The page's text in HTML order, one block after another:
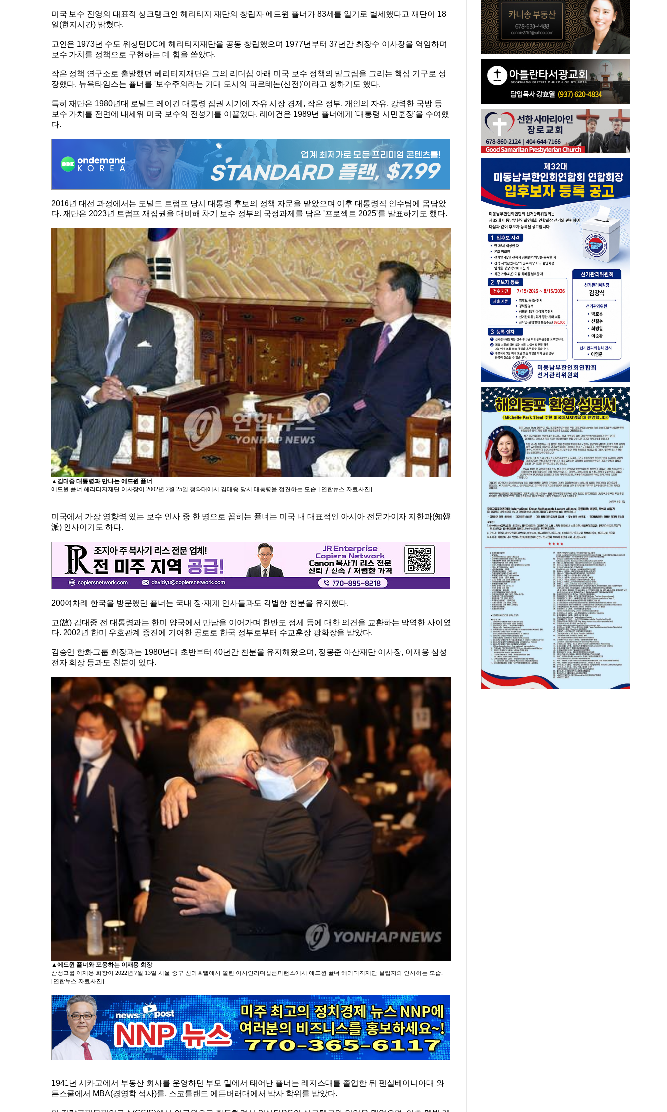
미국 보수 진영의 대표적 싱크탱크인 헤리티지 재단의 창립자 에드윈 퓰너가 83세를 일기로 별세했다고 재단이 18
일(현지시간) 밝혔다.
고인은 1973년 수도 워싱턴DC에 헤리티지재단을 공동 창립했으며 1977년부터 37년간 최장수 이사장을 역임하며
보수 가치를 정책으로 구현하는 데 힘을 쏟았다.
작은 정책 연구소로 출발했던 헤리티지재단은 그의 리더십 아래 미국 보수 정책의 밑그림을 그리는 핵심 기구로 성
장했다. 뉴욕타임스는 퓰너를 '보수주의라는 거대 도시의 파르테논(신전)'이라고 칭하기도 했다.
특히 재단은 1980년대 로널드 레이건 대통령 집권 시기에 자유 시장 경제, 작은 정부, 개인의 자유, 강력한 국방 등
보수 가치를 전면에 내세워 미국 보수의 전성기를 이끌었다. 레이건은 1989년 퓰너에게 '대통령 시민훈장'을 수여했
다.
2016년 대선 과정에서는 도널드 트럼프 당시 대통령 후보의 정책 자문을 맡았으며 이후 대통령직 인수팀에 몸담았
다. 재단은 2023년 트럼프 재집권을 대비해 차기 보수 정부의 국정과제를 담은 '프로젝트 2025'를 발표하기도 했다.
▲ 김대중 대통령과 만나는 에드윈 퓰너
에드윈 퓰너 헤리티지재단 이사장이 2002년 2월 25일 청와대에서 김대중 당시 대통령을 접견하는 모습. [연합뉴스 자료사진]
미국에서 가장 영향력 있는 보수 인사 중 한 명으로 꼽히는 퓰너는 미국 내 대표적인 아시아 전문가이자 지한파(知韓
派) 인사이기도 하다.
200여차례 한국을 방문했던 퓰너는 국내 정·재계 인사들과도 각별한 친분을 유지했다.
고(故) 김대중 전 대통령과는 한미 양국에서 만남을 이어가며 한반도 정세 등에 대한 의견을 교환하는 막역한 사이였
다. 2002년 한미 우호관계 증진에 기여한 공로로 한국 정부로부터 수교훈장 광화장을 받았다.
김승연 한화그룹 회장과는 1980년대 초반부터 40년간 친분을 유지해왔으며, 정몽준 아산재단 이사장, 이재용 삼성
전자 회장 등과도 친분이 있다.
▲에드윈 퓰너와 포옹하는 이재용 회장
삼성그룹 이재용 회장이 2022년 7월 13일 서울 중구 신라호텔에서 열린 아시안리더십콘퍼런스에서 에드윈 퓰너 헤리티지재단 설립자와 인사하는 모습.
[연합뉴스 자료사진]
1941년 시카고에서 부동산 회사를 운영하던 부모 밑에서 태어난 퓰너는 레지스대를 졸업한 뒤 펜실베이니아대 와
튼스쿨에서 MBA(경영학 석사)를, 스코틀랜드 에든버러대에서 박사 학위를 받았다.